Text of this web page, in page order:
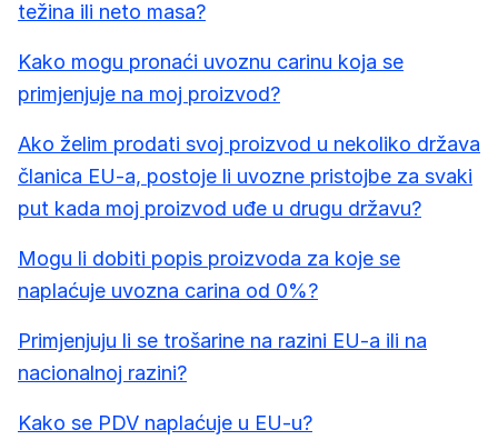
težina ili neto masa?
Kako mogu pronaći uvoznu carinu koja se
primjenjuje na moj proizvod?
Ako želim prodati svoj proizvod u nekoliko država
članica EU-a, postoje li uvozne pristojbe za svaki
put kada moj proizvod uđe u drugu državu?
Mogu li dobiti popis proizvoda za koje se
naplaćuje uvozna carina od 0%?
Primjenjuju li se trošarine na razini EU-a ili na
nacionalnoj razini?
Kako se PDV naplaćuje u EU-u?